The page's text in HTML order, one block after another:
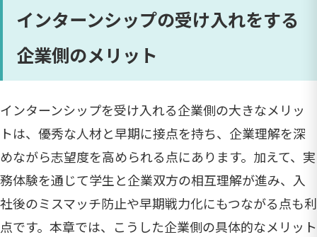
インターンシップの受け入れをする
企業側のメリット
インターンシップを受け入れる企業側の大きなメリッ
トは、優秀な人材と早期に接点を持ち、企業理解を深
めながら志望度を高められる点にあります。加えて、実
務体験を通じて学生と企業双方の相互理解が進み、入
社後のミスマッチ防止や早期戦力化にもつながる点も利
点です。本章では、こうした企業側の具体的なメリット